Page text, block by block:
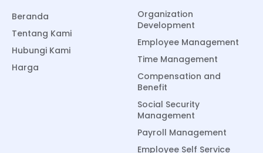
Beranda
Tentang Kami
Hubungi Kami
Harga
Organization
Development
Employee Management
Time Management
Compensation and
Benefit
Social Security
Management
Payroll Management
Employee Self Service